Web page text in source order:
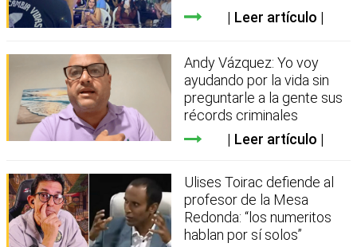
Leer artículo
Andy Vázquez: Yo voy
ayudando por la vida sin
preguntarle a la gente sus
récords criminales
Leer artículo
Ulises Toirac defiende al
profesor de la Mesa
Redonda: “los numeritos
hablan por sí solos”